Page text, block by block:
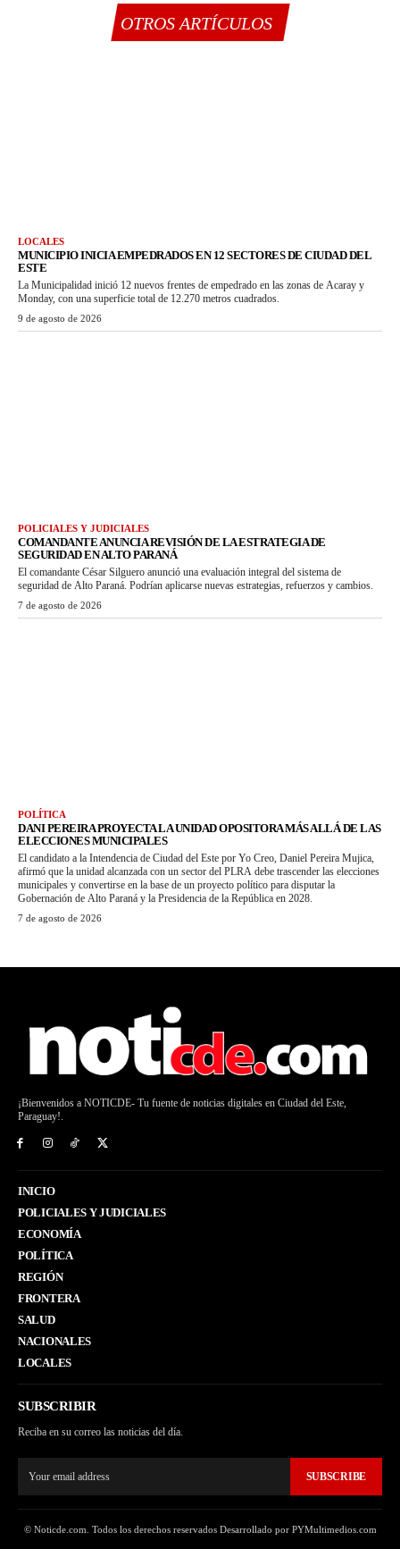
OTROS ARTÍCULOS
LOCALES
MUNICIPIO INICIA EMPEDRADOS EN 12 SECTORES DE CIUDAD DEL
ESTE
La Municipalidad inició 12 nuevos frentes de empedrado en las zonas de Acaray y
Monday, con una superficie total de 12.270 metros cuadrados.
9 de agosto de 2026
POLICIALES Y JUDICIALES
COMANDANTE ANUNCIA REVISIÓN DE LA ESTRATEGIA DE
SEGURIDAD EN ALTO PARANÁ
El comandante César Silguero anunció una evaluación integral del sistema de
seguridad de Alto Paraná. Podrían aplicarse nuevas estrategias, refuerzos y cambios.
7 de agosto de 2026
POLÍTICA
DANI PEREIRA PROYECTA LA UNIDAD OPOSITORA MÁS ALLÁ DE LAS
ELECCIONES MUNICIPALES
El candidato a la Intendencia de Ciudad del Este por Yo Creo, Daniel Pereira Mujica,
afirmó que la unidad alcanzada con un sector del PLRA debe trascender las elecciones
municipales y convertirse en la base de un proyecto político para disputar la
Gobernación de Alto Paraná y la Presidencia de la República en 2028.
7 de agosto de 2026
¡Bienvenidos a NOTICDE- Tu fuente de noticias digitales en Ciudad del Este,
Paraguay!.
INICIO
POLICIALES Y JUDICIALES
ECONOMÍA
POLÍTICA
REGIÓN
FRONTERA
SALUD
NACIONALES
LOCALES
SUBSCRIBIR
Reciba en su correo las noticias del día.
SUBSCRIBE
© Noticde.com. Todos los derechos reservados Desarrollado por PYMultimedios.com